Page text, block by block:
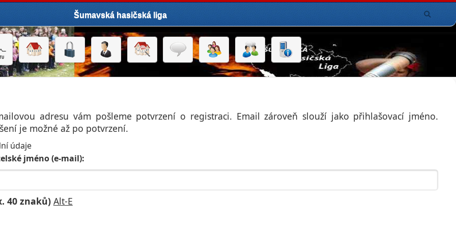
Šumavská hasičská liga
adresu vám pošleme potvrzení o registraci. Email zároveň slouží jako přihlašovací jméno.
je možné až po potvrzení.
údaje
jméno (e-mail):
40 znaků) Alt-E